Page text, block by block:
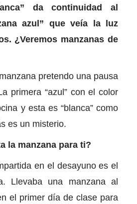
da continuidad al
azul” que veía la luz
¿Veremos manzanas de
pretendo una pausa
primera “azul” con el color
y esta es “blanca” como
es un misterio.
la manzana para ti?
en el desayuno es el
Llevaba una manzana al
el primer día de clase para